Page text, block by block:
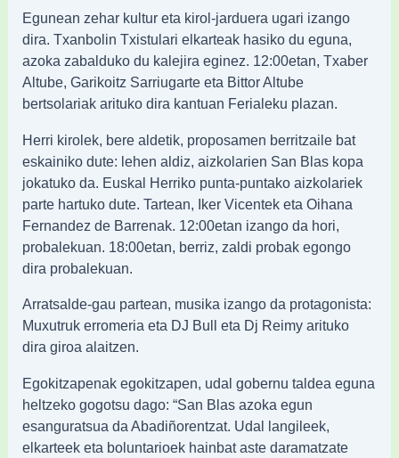
Egunean zehar kultur eta kirol-jarduera ugari izango
dira. Txanbolin Txistulari elkarteak hasiko du eguna,
azoka zabalduko du kalejira eginez. 12:00etan, Txaber
Altube, Garikoitz Sarriugarte eta Bittor Altube
bertsolariak arituko dira kantuan Ferialeku plazan.
Herri kirolek, bere aldetik, proposamen berritzaile bat
eskainiko dute: lehen aldiz, aizkolarien San Blas kopa
jokatuko da. Euskal Herriko punta-puntako aizkolariek
parte hartuko dute. Tartean, Iker Vicentek eta Oihana
Fernandez de Barrenak. 12:00etan izango da hori,
probalekuan. 18:00etan, berriz, zaldi probak egongo
dira probalekuan.
Arratsalde-gau partean, musika izango da protagonista:
Muxutruk erromeria eta DJ Bull eta Dj Reimy arituko
dira giroa alaitzen.
Egokitzapenak egokitzapen, udal gobernu taldea eguna
heltzeko gogotsu dago: “San Blas azoka egun
esanguratsua da Abadiñorentzat. Udal langileek,
elkarteek eta boluntarioek hainbat aste daramatzate